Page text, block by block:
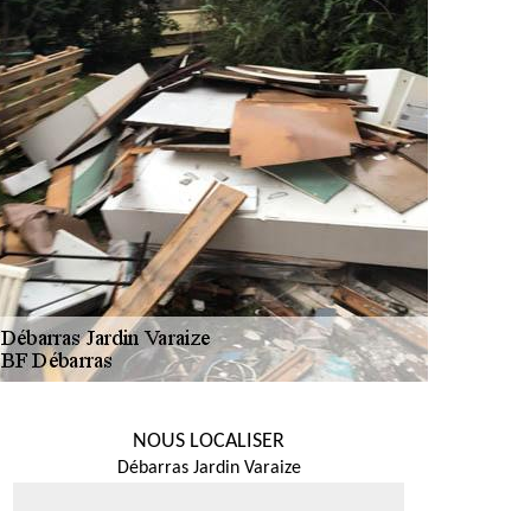
NOUS LOCALISER
Débarras Jardin Varaize